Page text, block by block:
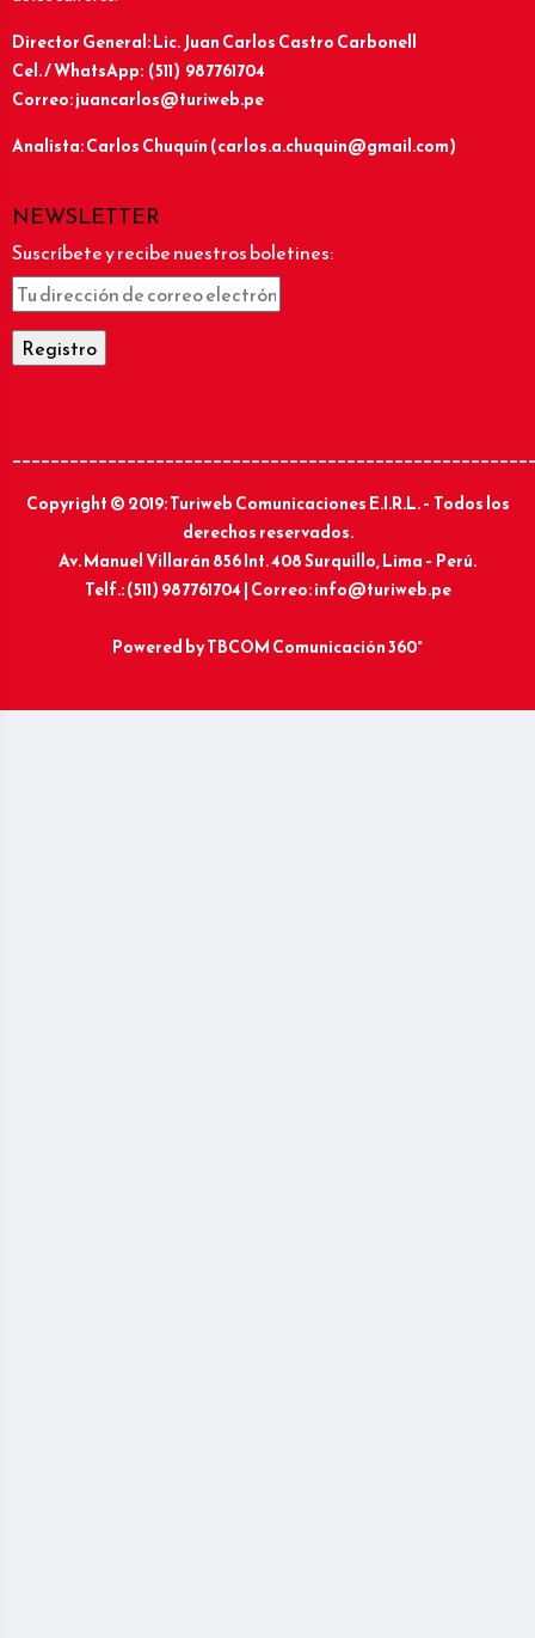
Director General: Lic.Juan Carlos Castro Carbonell
Cel. / WhatsApp: (511) 987761704
Correo: juancarlos@turiweb.pe
Analista: Carlos Chuquín (carlos.a.chuquin@gmail.com)
NEWSLETTER
Suscríbete y recibe nuestros boletines:
Copyright © 2019: Turiweb Comunicaciones E.I.R.L. – Todos los
derechos reservados.
Av. Manuel Villarán 856 Int. 408 Surquillo, Lima – Perú.
Telf.: (511) 987761704 | Correo: info@turiweb.pe
Powered byTBCOM Comunicación 360°